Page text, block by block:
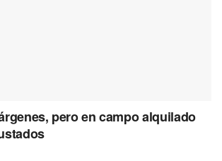
pero en campo alquilado